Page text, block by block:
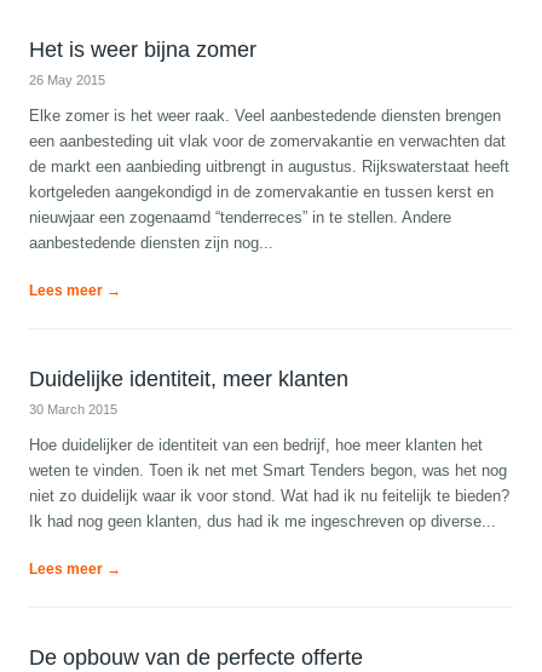
Het is weer bijna zomer
26 May 2015
Elke zomer is het weer raak. Veel aanbestedende diensten brengen
een aanbesteding uit vlak voor de zomervakantie en verwachten dat
de markt een aanbieding uitbrengt in augustus. Rijkswaterstaat heeft
kortgeleden aangekondigd in de zomervakantie en tussen kerst en
nieuwjaar een zogenaamd “tenderreces” in te stellen. Andere
aanbestedende diensten zijn nog...
Lees meer →
Duidelijke identiteit, meer klanten
30 March 2015
Hoe duidelijker de identiteit van een bedrijf, hoe meer klanten het
weten te vinden. Toen ik net met Smart Tenders begon, was het nog
niet zo duidelijk waar ik voor stond. Wat had ik nu feitelijk te bieden?
Ik had nog geen klanten, dus had ik me ingeschreven op diverse...
Lees meer →
De opbouw van de perfecte offerte